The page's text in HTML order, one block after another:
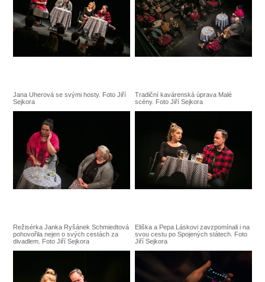
SOUBOR
DÁLE NABÍZÍME
Jana Uherová se svými hosty. Foto Jiří
Sejkora
Tradiční kavárenská úprava Malé
scény. Foto Jiří Sejkora
Režisérka Janka Ryšánek Schmiedtová
pohovořila nejen o svých cestách za
divadlem. Foto Jiří Sejkora
Eliška a Pepa Láskovi zavzpomínali i na
svou cestu po Spojených státech. Foto
Jiří Sejkora